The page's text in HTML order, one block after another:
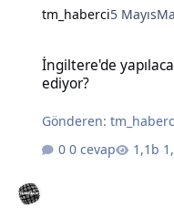
tm_haberci5 Mayıs
İngiltere'de
ediyor?
Gönderen:
0 cevap